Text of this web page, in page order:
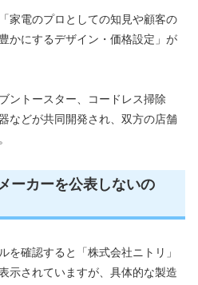
家電のプロとしての知見や顧客の
かにするデザイン・価格設定」が
ントースター、コードレス掃除
などが共同開発され、双方の店舗
ーカーを公表しないの
を確認すると「株式会社ニトリ」
示されていますが、具体的な製造